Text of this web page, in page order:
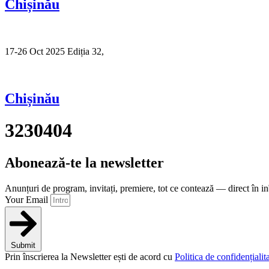
Chișinău
17-26 Oct 2025 Ediția 32,
Chișinău
3230404
Abonează-te la newsletter
Anunțuri de program, invitați, premiere, tot ce contează — direct în
Your Email
Submit
Prin înscrierea la Newsletter ești de acord cu Politica de